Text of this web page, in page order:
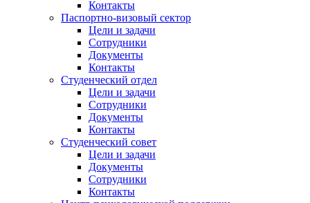
Контакты
Паспортно-визовый сектор
Цели и задачи
Сотрудники
Документы
Контакты
Студенческий отдел
Цели и задачи
Сотрудники
Документы
Контакты
Студенческий совет
Цели и задачи
Документы
Сотрудники
Контакты